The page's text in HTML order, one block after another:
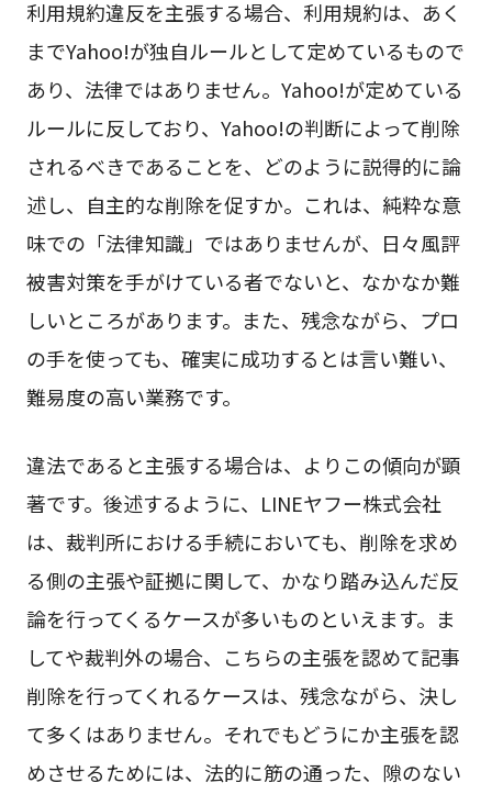
利用規約違反を主張する場合、利用規約は、あく
までYahoo!が独自ルールとして定めているもので
あり、法律ではありません。Yahoo!が定めている
ルールに反しており、Yahoo!の判断によって削除
されるべきであることを、どのように説得的に論
述し、自主的な削除を促すか。これは、純粋な意
味での「法律知識」ではありませんが、日々風評
被害対策を手がけている者でないと、なかなか難
しいところがあります。また、残念ながら、プロ
の手を使っても、確実に成功するとは言い難い、
難易度の高い業務です。
違法であると主張する場合は、よりこの傾向が顕
著です。後述するように、LINEヤフー株式会社
は、裁判所における手続においても、削除を求め
る側の主張や証拠に関して、かなり踏み込んだ反
論を行ってくるケースが多いものといえます。ま
してや裁判外の場合、こちらの主張を認めて記事
削除を行ってくれるケースは、残念ながら、決し
て多くはありません。それでもどうにか主張を認
めさせるためには、法的に筋の通った、隙のない